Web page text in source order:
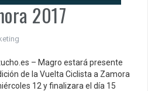
2017
– Magro estará presente
de la Vuelta Ciclista a Zamora
12 y finalizara el día 15